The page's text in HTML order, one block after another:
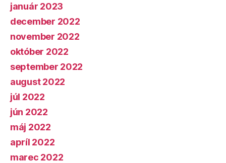
január 2023
december 2022
november 2022
október 2022
september 2022
august 2022
júl 2022
jún 2022
máj 2022
apríl 2022
marec 2022